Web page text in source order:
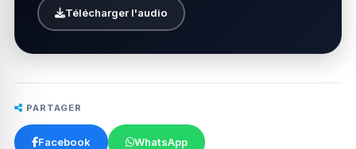
Télécharger l'audio
PARTAGER
Facebook WhatsApp